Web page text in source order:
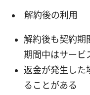
解約後の利用
解約後も契約期
期間中はサービ
返金が発生した
ることがある